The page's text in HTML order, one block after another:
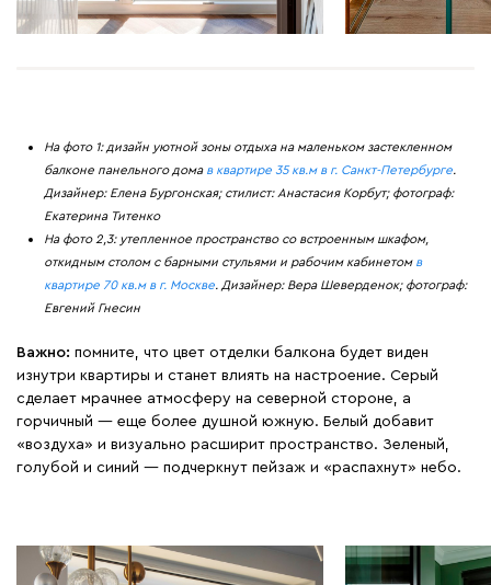
На фото 1: дизайн уютной зоны отдыха на маленьком застекленном
балконе панельного дома в квартире 35 кв.м в г. Санкт-Петербурге.
Дизайнер: Елена Бургонская; стилист: Анастасия Корбут; фотограф:
Екатерина Титенко
На фото 2,3: утепленное пространство со встроенным шкафом,
откидным столом с барными стульями и рабочим кабинетом в
квартире 70 кв.м в г. Москве. Дизайнер: Вера Шеверденок; фотограф:
Евгений Гнесин
Важно: помните, что цвет отделки балкона будет виден
изнутри квартиры и станет влиять на настроение. Серый
сделает мрачнее атмосферу на северной стороне, а
горчичный — еще более душной южную. Белый добавит
«воздуха» и визуально расширит пространство. Зеленый,
голубой и синий — подчеркнут пейзаж и «распахнут» небо.